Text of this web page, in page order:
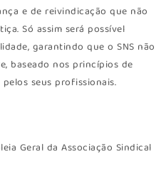
e de reivindicação que não
Só assim será possível
garantindo que o SNS não
baseado nos princípios de
seus profissionais.
Geral da Associação Sindical